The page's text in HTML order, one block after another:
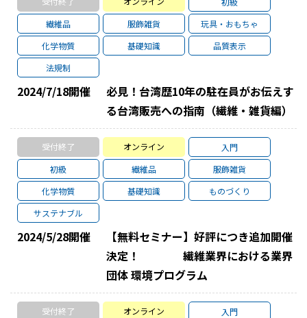
繊維品
服飾雑貨
玩具・おもちゃ
化学物質
基礎知識
品質表示
法規制
2024/7/18開催
必見！台湾歴10年の駐在員がお伝えす
る台湾販売への指南（繊維・雑貨編）
受付終了 オンライン
入門
初級
繊維品
服飾雑貨
化学物質
基礎知識
ものづくり
サステナブル
2024/5/28開催
【無料セミナー】好評につき追加開催
決定！ 繊維業界における業界
団体 環境プログラム
受付終了 オンライン
入門